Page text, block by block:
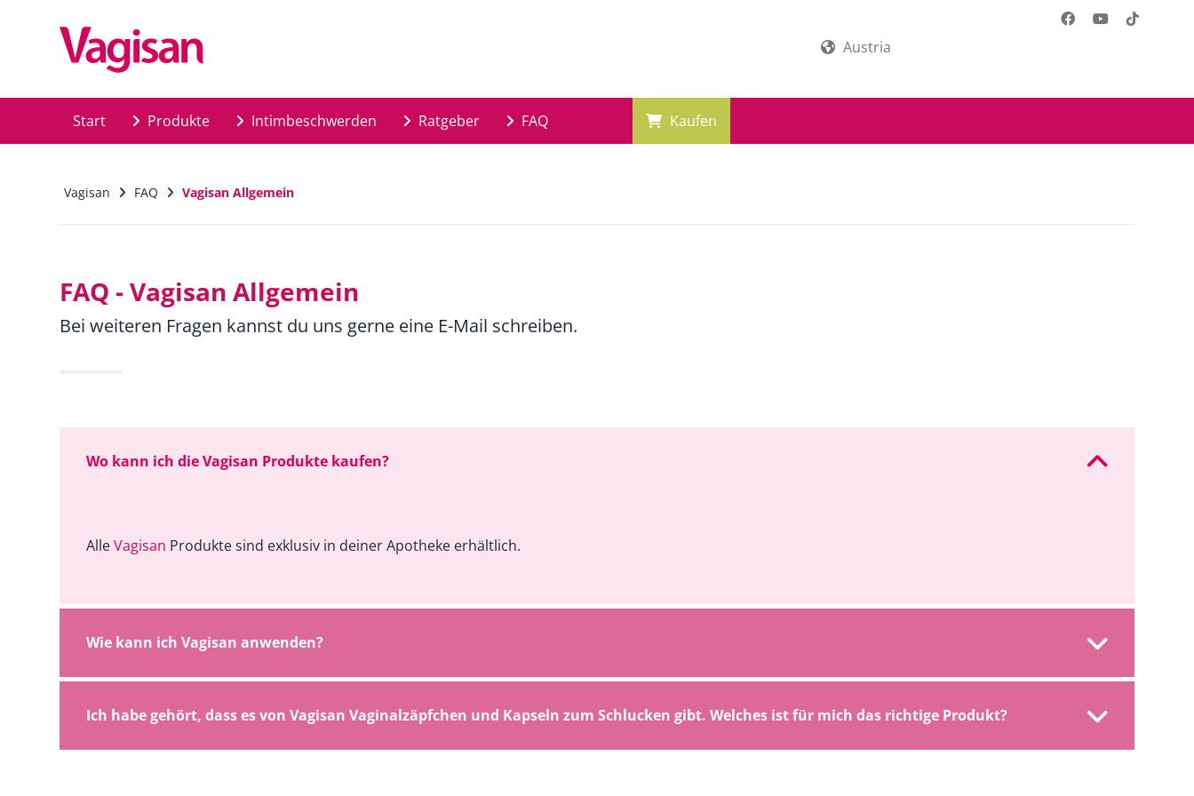
Austria
Start Produkte Intimbeschwerden Ratgeber FAQ Kaufen
Vagisan FAQ Vagisan Allgemein
FAQ - Vagisan Allgemein
Bei weiteren Fragen kannst du uns gerne eine E-Mail schreiben.
Wo kann ich die Vagisan Produkte kaufen?
AlleVagisan Produkte sind exklusiv in deiner Apotheke erhältlich.
Wie kann ich Vagisan anwenden?
Ich habe gehört, dass es von Vagisan Vaginalzäpfchen und Kapseln zum Schlucken gibt. Welches ist für mich das richtige Produkt?